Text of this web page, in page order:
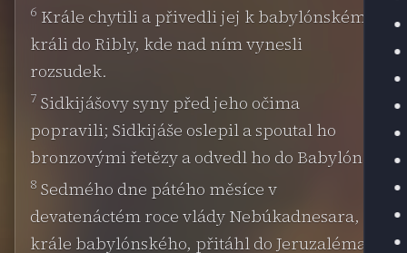
6 Krále chytili a přivedli jej k babylónskému
králi do Ribly, kde nad ním vynesli
rozsudek.
7 Sidkijášovy syny před jeho očima
popravili; Sidkijáše oslepil a spoutal ho
bronzovými řetězy a odvedl ho do Babylóna.
8 Sedmého dne pátého měsíce v
devatenáctém roce vlády Nebúkadnesara,
krále babylónského, přitáhl do Jeruzaléma